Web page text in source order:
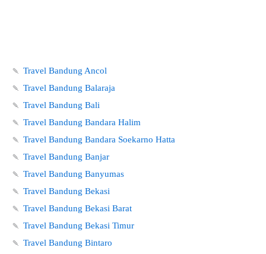
🍡 Travel Bandung Ancol
🍡 Travel Bandung Balaraja
🍡 Travel Bandung Bali
🍡 Travel Bandung Bandara Halim
🍡 Travel Bandung Bandara Soekarno Hatta
🍡 Travel Bandung Banjar
🍡 Travel Bandung Banyumas
🍡 Travel Bandung Bekasi
🍡 Travel Bandung Bekasi Barat
🍡 Travel Bandung Bekasi Timur
🍡 Travel Bandung Bintaro